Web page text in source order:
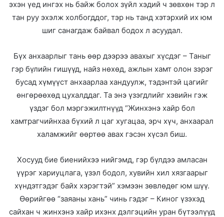
эхэн үед ингэх нь байж болох зүйл хэдий ч зөвхөн тэр л
тан руу эхэлж холбогддог, тэр нь танд хэтэрхий их юм
шиг санагдаж байвал бодох л асуудал.
Бүх анхаарлыг тань өөр дээрээ авахыг хүсдэг – Таныг
гэр бүлийн гишүүд, найз нөхөд, ажлын хамт олон зэрэг
бусад хүмүүст анхаарлаа хандуулж, тэдэнтэй цагийг
өнгөрөөхөд цухалддаг. Та энэ үзэгдлийг хэвийн гэж
үздэг бол мэргэжилтнүүд “Жинхэнэ хайр бол
хамтрагчийнхаа бүхий л цаг хугацаа, эрч хүч, анхаарал
халамжийг өөртөө авах гэсэн хүсэл биш.
Хосууд бие биенийхээ нийгэмд, гэр бүлдээ амласан
үүрэг хариуцлага, үзэл бодол, хувийн хил хязгаарыг
хүндэтгэдэг байх хэрэгтэй” хэмээн зөвлөдөг юм шүү.
Өөрийгөө “заяаны хань” чинь гэдэг – Киног үзэхэд
сайхан ч жинхэнэ хайр ихэнх дэлгэцийн уран бүтээлүүд